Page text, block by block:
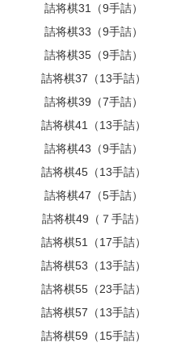
詰将棋31（9手詰）
詰将棋33（9手詰）
詰将棋35（9手詰）
詰将棋37（13手詰）
詰将棋39（7手詰）
詰将棋41（13手詰）
詰将棋43（9手詰）
詰将棋45（13手詰）
詰将棋47（5手詰）
詰将棋49（７手詰）
詰将棋51（17手詰）
詰将棋53（13手詰）
詰将棋55（23手詰）
詰将棋57（13手詰）
詰将棋59（15手詰）